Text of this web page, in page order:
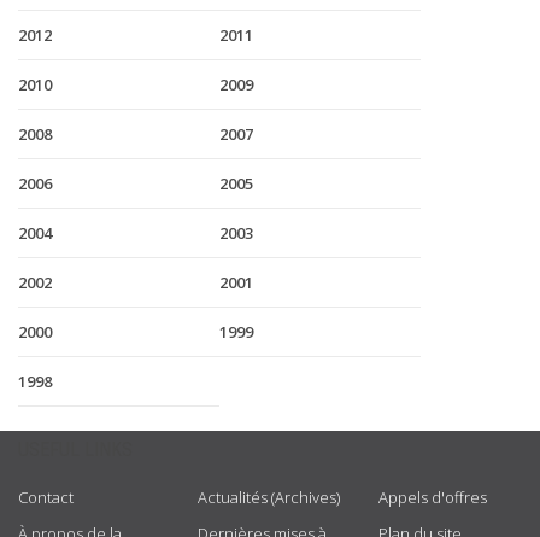
2012 2011
2010 2009
2008 2007
2006 2005
2004 2003
2002 2001
2000 1999
1998
Contact
Actualités (Archives)
Appels d'offres